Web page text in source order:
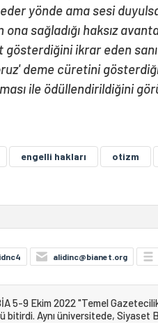
yönde ama sesi
sağladığı haksız
ikrar eden
deme cüretini
ile ödüllendirildiğini
engelli hakları otizm
alidinc@bianet.org
5-9 Ekim 2022 "Temel
bitirdi. Aynı üniversitede, Siyaset